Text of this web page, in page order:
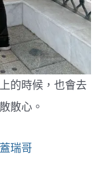
的時候，也會去
散心。
瑞哥